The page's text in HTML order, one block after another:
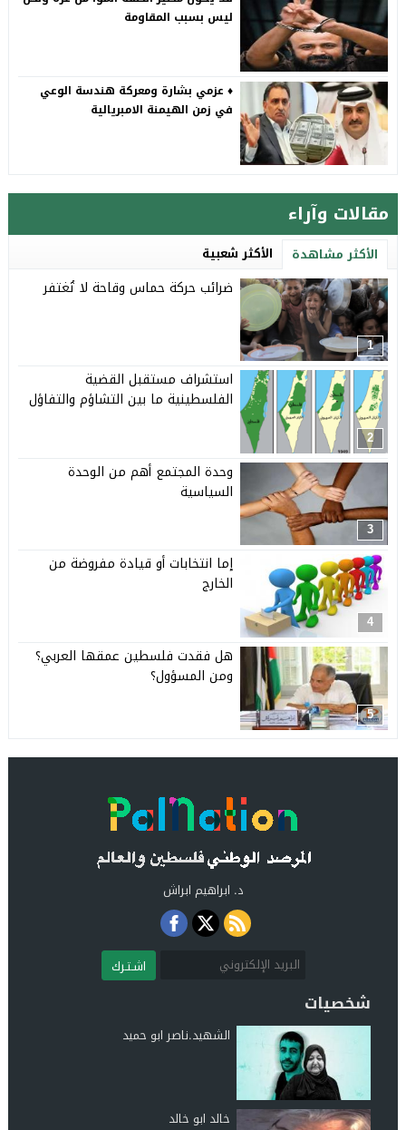
ليس بسبب المقاومة
♦️ عزمي بشارة ومعركة هندسة الوعي
في زمن الهيمنة الامبريالية
مقالات وآراء
الأكثر مشاهدة الأكثر شعبية
1
ضرائب حركة حماس وقاحة لا تُغتفر
2
استشراف مستقبل القضية
الفلسطينية ما بين التشاؤم والتفاؤل
3
وحدة المجتمع أهم من الوحدة
السياسية
4
إما انتخابات أو قيادة مفروضة من
الخارج
5
هل فقدت فلسطين عمقها العربي؟
ومن المسؤول؟
د. ابراهيم ابراش
اشـتـرك
شخصيات
الشهيد.ناصر ابو حميد
خالد ابو خالد